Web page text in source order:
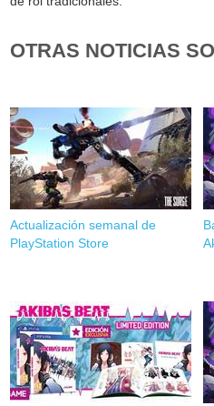
OTRAS NOTICIAS
Actualización semanal de
PlayStation Store